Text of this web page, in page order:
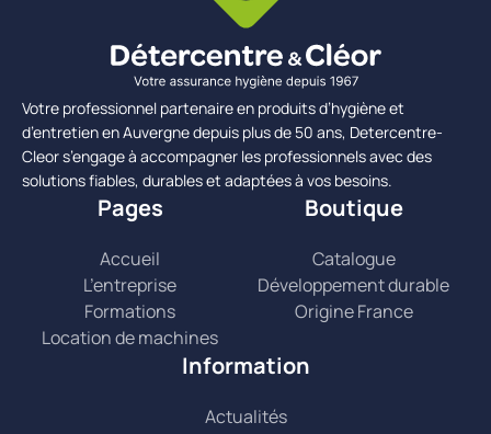
Votre professionnel partenaire en produits d’hygiène et
d’entretien en Auvergne depuis plus de 50 ans, Detercentre-
Cleor s’engage à accompagner les professionnels avec des
solutions fiables, durables et adaptées à vos besoins.
Pages
Accueil
L’entreprise
Formations
Location de machines
Boutique
Catalogue
Développement durable
Origine France
Information
Actualités